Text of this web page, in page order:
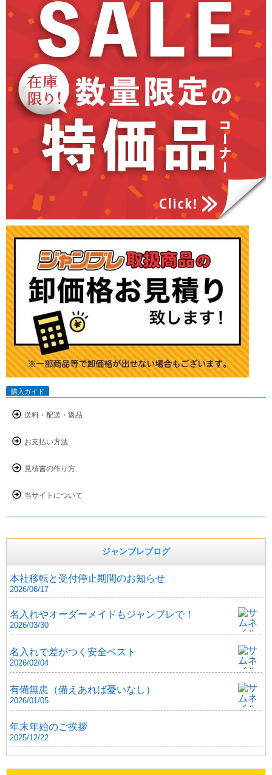
購入ガイド
送料・配送・返品
お支払い方法
見積書の作り方
当サイトについて
ジャンブレブログ
本社移転と受付停止期間のお知らせ
2026/06/17
名入れやオーダーメイドもジャンブレで！
2026/03/30
名入れで差がつく安全ベスト
2026/02/04
有備無患（備えあれば憂いなし）
2026/01/05
年末年始のご挨拶
2025/12/22